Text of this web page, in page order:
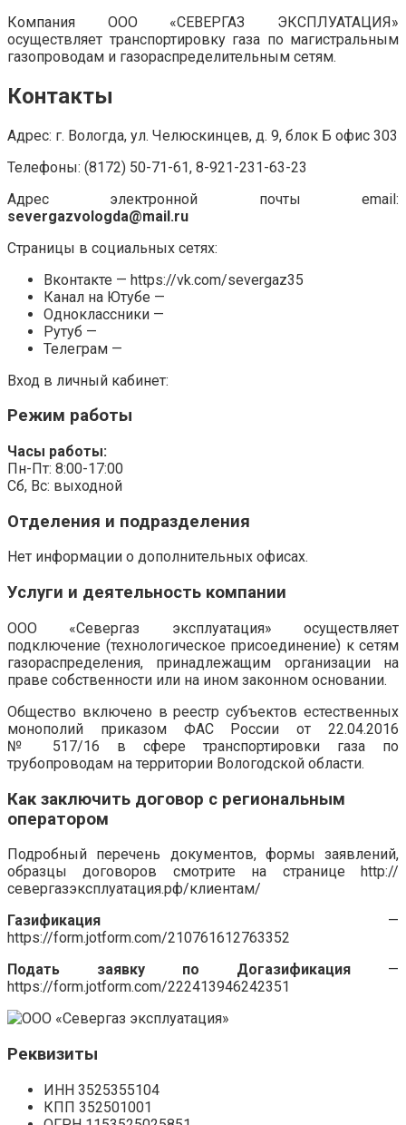
Компания ООО «СЕВЕРГАЗ ЭКСПЛУАТАЦИЯ»
осуществляет транспортировку газа по магистральным
газопроводам и газораспределительным сетям.
Контакты
Адрес: г. Вологда, ул. Челюскинцев, д. 9, блок Б офис 303
Телефоны: (8172) 50-71-61, 8-921-231-63-23
Адрес электронной почты email:
severgazvologda@mail.ru
Страницы в социальных сетях:
Вконтакте — https://vk.com/severgaz35
Канал на Ютубе —
Одноклассники —
Рутуб —
Телеграм —
Вход в личный кабинет:
Режим работы
Часы работы:
Пн-Пт: 8:00-17:00
Сб, Вс: выходной
Отделения и подразделения
Нет информации о дополнительных офисах.
Услуги и деятельность компании
ООО «Севергаз эксплуатация» осуществляет
подключение (технологическое присоединение) к сетям
газораспределения, принадлежащим организации на
праве собственности или на ином законном основании.
Общество включено в реестр субъектов естественных
монополий приказом ФАС России от 22.04.2016
№ 517/16 в сфере транспортировки газа по
трубопроводам на территории Вологодской области.
Как заключить договор с региональным
оператором
Подробный перечень документов, формы заявлений,
образцы договоров смотрите на странице http://
севергазэксплуатация.рф/клиентам/
Газификация —
https://form.jotform.com/210761612763352
Подать заявку по Догазификация —
https://form.jotform.com/222413946242351
Реквизиты
ИНН 3525355104
КПП 352501001